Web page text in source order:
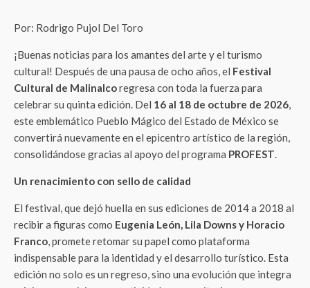
Por: Rodrigo Pujol Del Toro
¡Buenas noticias para los amantes del arte y el turismo
cultural! Después de una pausa de ocho años, el Festival
Cultural de Malinalcoregresa con toda la fuerza para
celebrar su quinta edición. Del 16 al 18 de octubre de 2026,
este emblemático Pueblo Mágico del Estado de México se
convertirá nuevamente en el epicentro artístico de la región,
consolidándose gracias al apoyo del programa PROFEST.
Un renacimiento con sello de calidad
El festival, que dejó huella en sus ediciones de 2014 a 2018 al
recibir a figuras como Eugenia León, Lila Downs y Horacio
Franco, promete retomar su papel como plataforma
indispensable para la identidad y el desarrollo turístico. Esta
edición no solo es un regreso, sino una evolución que integra